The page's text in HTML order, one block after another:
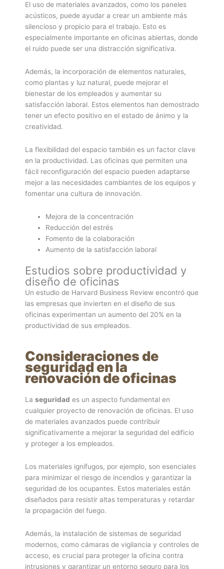
El uso de materiales avanzados, como los paneles
acústicos, puede ayudar a crear un ambiente más
silencioso y propicio para el trabajo. Esto es
especialmente importante en oficinas abiertas, donde
el ruido puede ser una distracción significativa.
Además, la incorporación de elementos naturales,
como plantas y luz natural, puede mejorar el
bienestar de los empleados y aumentar su
satisfacción laboral. Estos elementos han demostrado
tener un efecto positivo en el estado de ánimo y la
creatividad.
La flexibilidad del espacio también es un factor clave
en la productividad. Las oficinas que permiten una
fácil reconfiguración del espacio pueden adaptarse
mejor a las necesidades cambiantes de los equipos y
fomentar una cultura de innovación.
Mejora de la concentración
Reducción del estrés
Fomento de la colaboración
Aumento de la satisfacción laboral
Estudios sobre productividad y
diseño de oficinas
Un estudio de Harvard Business Review encontró que
las empresas que invierten en el diseño de sus
oficinas experimentan un aumento del 20% en la
productividad de sus empleados.
Consideraciones de
seguridad en la
renovación de oficinas
La seguridad es un aspecto fundamental en
cualquier proyecto de renovación de oficinas. El uso
de materiales avanzados puede contribuir
significativamente a mejorar la seguridad del edificio
y proteger a los empleados.
Los materiales ignífugos, por ejemplo, son esenciales
para minimizar el riesgo de incendios y garantizar la
seguridad de los ocupantes. Estos materiales están
diseñados para resistir altas temperaturas y retardar
la propagación del fuego.
Además, la instalación de sistemas de seguridad
modernos, como cámaras de vigilancia y controles de
acceso, es crucial para proteger la oficina contra
intrusiones y garantizar un entorno seguro para los